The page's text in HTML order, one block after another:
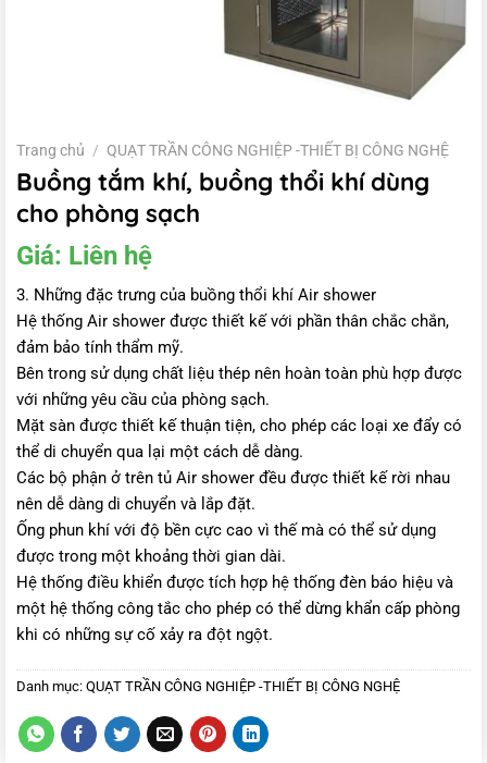
Trang chủ / QUẠT TRẦN CÔNG NGHIỆP -THIẾT BỊ CÔNG NGHỆ
Buồng tắm khí, buồng thổi khí dùng
cho phòng sạch
Giá: Liên hệ
3. Những đặc trưng của buồng thổi khí Air shower
Hệ thống Air shower được thiết kế với phần thân chắc chắn,
đảm bảo tính thẩm mỹ.
Bên trong sử dụng chất liệu thép nên hoàn toàn phù hợp được
với những yêu cầu của phòng sạch.
Mặt sàn được thiết kế thuận tiện, cho phép các loại xe đẩy có
thể di chuyển qua lại một cách dễ dàng.
Các bộ phận ở trên tủ Air shower đều được thiết kế rời nhau
nên dễ dàng di chuyển và lắp đặt.
Ống phun khí với độ bền cực cao vì thế mà có thể sử dụng
được trong một khoảng thời gian dài.
Hệ thống điều khiển được tích hợp hệ thống đèn báo hiệu và
một hệ thống công tắc cho phép có thể dừng khẩn cấp phòng
khi có những sự cố xảy ra đột ngột.
Danh mục: QUẠT TRẦN CÔNG NGHIỆP -THIẾT BỊ CÔNG NGHỆ